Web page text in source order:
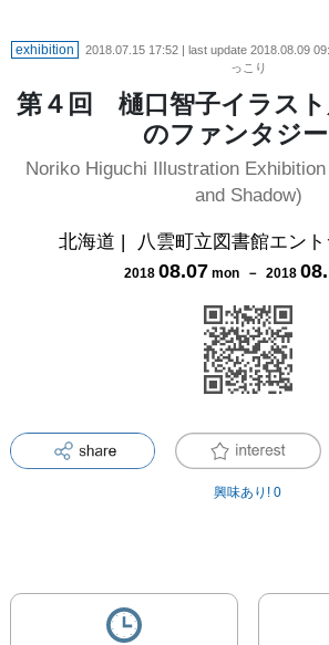
exhibition 2018.07.15 17:52 | last update 2018.08.09
っこり
第４回 樋口智子イラス
のファンタジー
Noriko Higuchi Illustration
and Shadow)
北海道 | 八雲町立図書館エン
2018 08.07 mon－ 2018 08.
興味あり! 0